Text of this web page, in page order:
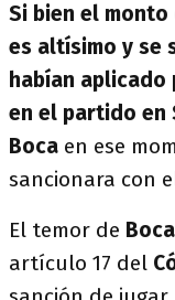
Si bien el
es altísimo y se
habían
en el partido en
Boca en ese
sancionara con
El temor de Boca
artículo 17 del